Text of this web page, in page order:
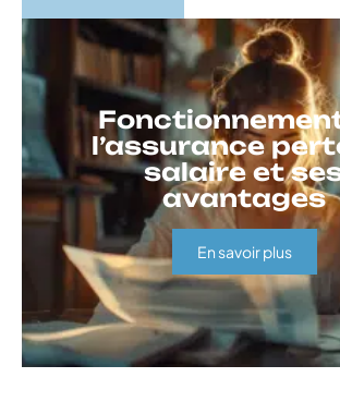
l’assurance
salaire et
avantages
En savoir plus